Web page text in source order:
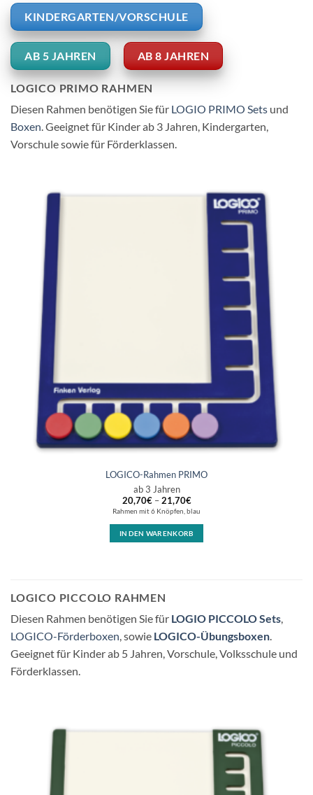
KINDERGARTEN/VORSCHULE
AB 5 JAHREN AB 8 JAHREN
LOGICO PRIMO RAHMEN
Diesen Rahmen benötigen Sie für LOGIO PRIMO Sets und
Boxen. Geeignet für Kinder ab 3 Jahren, Kindergarten,
Vorschule sowie für Förderklassen.
LOGICO-Rahmen PRIMO
ab 3 Jahren
20,70€–21,70€
Rahmen mit 6 Knöpfen, blau
IN DEN WARENKORB
LOGICO PICCOLO RAHMEN
Diesen Rahmen benötigen Sie für LOGIO PICCOLO Sets
LOGICO-Förderboxen , sowie LOGICO-Übungsboxen
Geeignet für Kinder ab 5 Jahren, Vorschule, Volksschule und
Förderklassen.